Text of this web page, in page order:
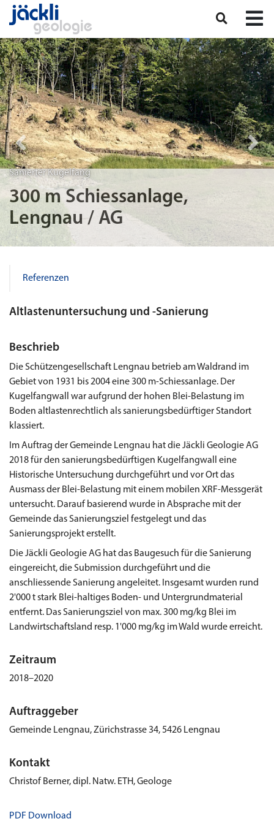
Sanierter Kugelfang
300 m Schiessanlage,
Lengnau / AG
Referenzen
Altlastenuntersuchung und -Sanierung
Beschrieb
Die Schützengesellschaft Lengnau betrieb am Waldrand im
Gebiet von 1931 bis 2004 eine 300 m-Schiessanlage. Der
Kugelfangwall war aufgrund der hohen Blei-Belastung im
Boden altlastenrechtlich als sanierungsbedürftiger Standort
klassiert.
Im Auftrag der Gemeinde Lengnau hat die Jäckli Geologie AG
2018 für den sanierungsbedürftigen Kugelfangwall eine
Historische Untersuchung durchgeführt und vor Ort das
Ausmass der Blei-Belastung mit einem mobilen XRF-Messgerät
untersucht. Darauf basierend wurde in Absprache mit der
Gemeinde das Sanierungsziel festgelegt und das
Sanierungsprojekt erstellt.
Die Jäckli Geologie AG hat das Baugesuch für die Sanierung
eingereicht, die Submission durchgeführt und die
anschliessende Sanierung angeleitet. Insgesamt wurden rund
2'000 t stark Blei-haltiges Boden- und Untergrundmaterial
entfernt. Das Sanierungsziel von max. 300 mg/kg Blei im
Landwirtschaftsland resp. 1'000 mg/kg im Wald wurde erreicht.
Zeitraum
2018–2020
Auftraggeber
Gemeinde Lengnau, Zürichstrasse 34, 5426 Lengnau
Kontakt
Christof Berner, dipl. Natw. ETH, Geologe
PDF Download